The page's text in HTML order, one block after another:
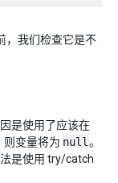
，我们检查它是不
是使用了应该在
则变量将为 null 。
是使用 try/catch